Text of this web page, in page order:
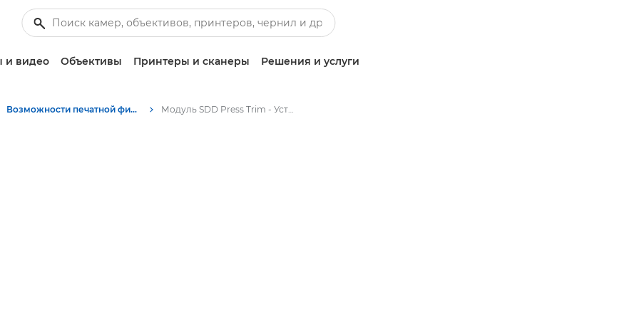
и видео Объективы Принтеры и сканеры Решения и услуги
Возможности печатной финишной обработки Модуль SDD Press Trim - Устройства финишной обработки